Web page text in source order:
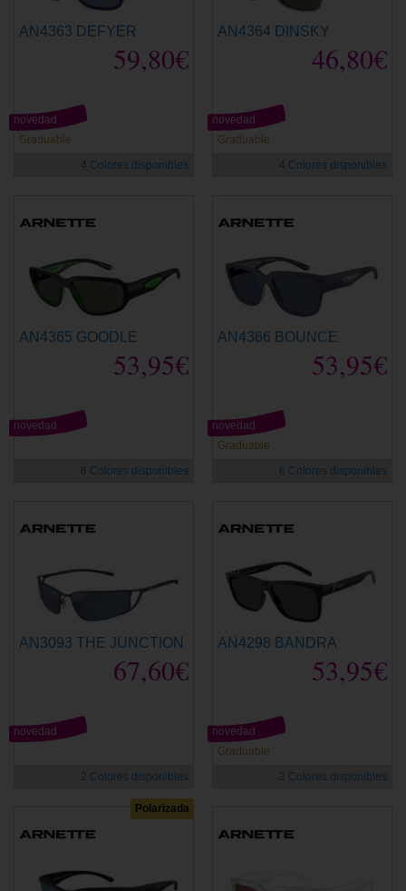
AN4363 DEFYER
59,80€
Graduable
novedad
4 Colores disponibles
AN4364 DINSKY
46,80€
Graduable
novedad
4 Colores disponibles
AN4365 GOODLE
53,95€
novedad
6 Colores disponibles
AN4366 BOUNCE
53,95€
Graduable
novedad
6 Colores disponibles
AN3093 THE JUNCTION
67,60€
novedad
2 Colores disponibles
AN4298 BANDRA
53,95€
Graduable
novedad
3 Colores disponibles
Polarizada